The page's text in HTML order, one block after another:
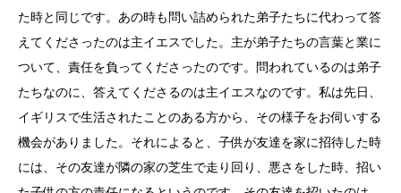
た時と同じです。あの時も問い詰められた弟子たちに代わって答
えてくださったのは主イエスでした。主が弟子たちの言葉と業に
ついて、責任を負ってくださったのです。問われているのは弟子
たちなのに、答えてくださるのは主イエスなのです。私は先日、
イギリスで生活されたことのある方から、その様子をお伺いする
機会がありました。それによると、子供が友達を家に招待した時
には、その友達が隣の家の芝生で走り回り、悪さをした時、招い